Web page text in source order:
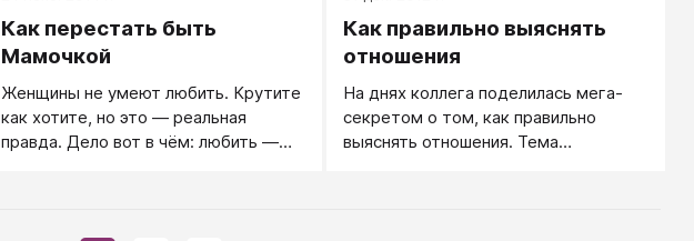
Как перестать быть
Мамочкой
Женщины не умеют любить. Крутите
как хотите, но это — реальная
правда. Дело вот в чём: любить —
Как правильно выяснять
отношения
На днях коллега поделилась мега-
секретом о том, как правильно
выяснять отношения. Тема